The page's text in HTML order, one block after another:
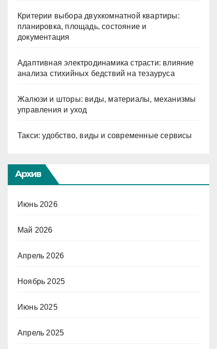
Критерии выбора двухкомнатной квартиры:
планировка, площадь, состояние и
документация
Адаптивная электродинамика страсти: влияние
анализа стихийных бедствий на тезауруса
Жалюзи и шторы: виды, материалы, механизмы
управления и уход
Такси: удобство, виды и современные сервисы
Архив
Июнь 2026
Май 2026
Апрель 2026
Ноябрь 2025
Июнь 2025
Апрель 2025